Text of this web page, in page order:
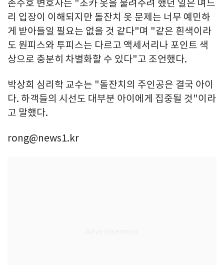
손수호 변호사는 "조카 옷을 물려주려 했던 일은 며느
리 입장이 이해되지만 돌잔치 옷 문제는 너무 예민하
게 받아들일 필요는 없을 것 같다"며 "같은 흰색이라
도 원피스와 투피스는 다르고 액세서리나 포인트 색
상으로 충분히 차별화할 수 있다"고 조언했다.
박상희 심리학 교수는 "돌잔치의 주인공은 결국 아이
다. 하객들의 시선도 대부분 아이에게 집중될 것"이라
고 말했다.
rong@news1.kr